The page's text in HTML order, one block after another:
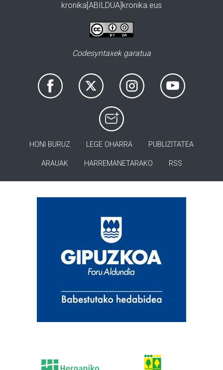
kronika[ABILDUA]kronika.eus
Codesyntaxek garatua
HONI BURUZ LEGE OHARRA PUBLIZITATEA
ARAUAK HARREMANETARAKO RSS